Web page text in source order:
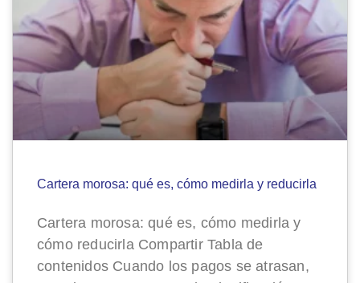
Cartera morosa: qué es, cómo medirla y reducirla
Cartera morosa: qué es, cómo medirla y
cómo reducirla Compartir Tabla de
contenidos Cuando los pagos se atrasan,